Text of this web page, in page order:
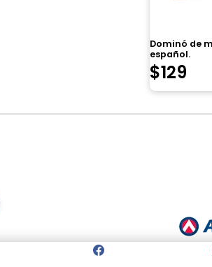
Dominó de
español.
$129